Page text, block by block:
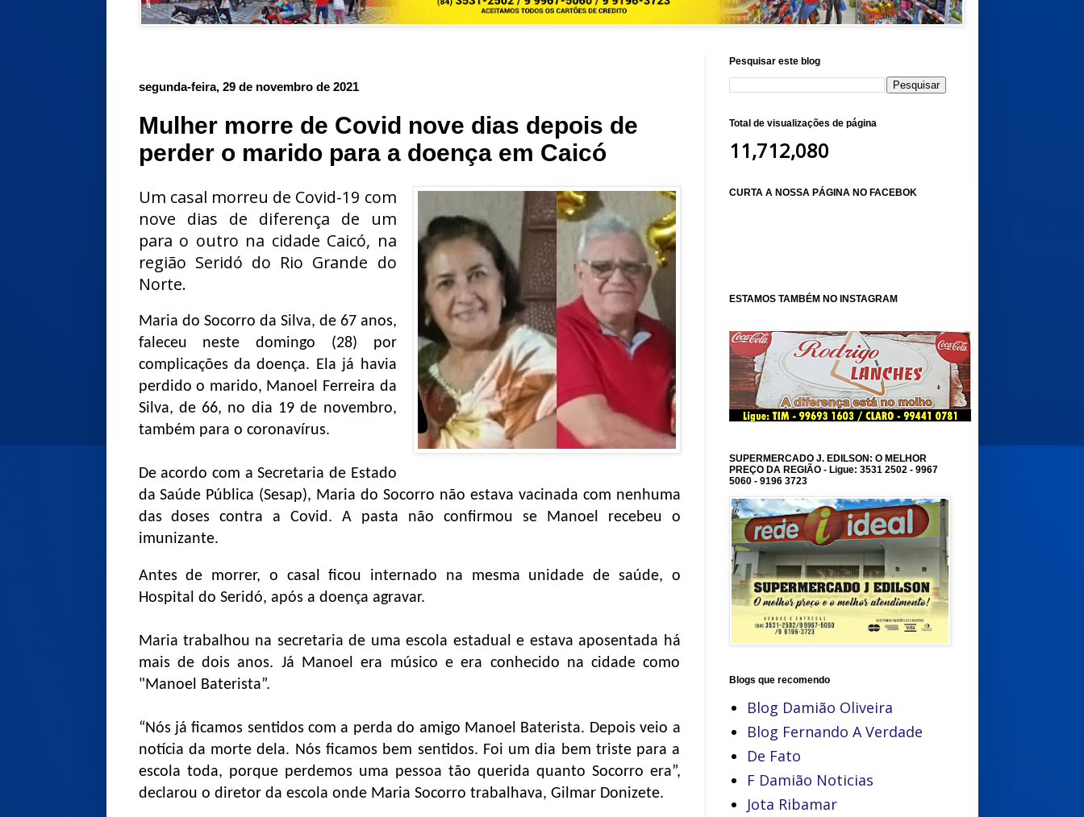
segunda-feira, 29 de novembro de 2021
Mulher morre de Covid nove dias depois de
perder o marido para a doença em Caicó
Um casal morreu de Covid-19 com
nove dias de diferença de um
para o outro na cidade Caicó, na
região Seridó do Rio Grande do
Norte.
Maria do Socorro da Silva, de 67 anos,
faleceu neste domingo (28) por
complicações da doença. Ela já havia
perdido o marido, Manoel Ferreira da
Silva, de 66, no dia 19 de novembro,
também para o coronavírus.
De acordo com a Secretaria de Estado
da Saúde Pública (Sesap), Maria do Socorro não estava vacinada com nenhuma
das doses contra a Covid. A pasta não confirmou se Manoel recebeu o
imunizante.
Antes de morrer, o casal ficou internado na mesma unidade de saúde, o
Hospital do Seridó, após a doença agravar.
Maria trabalhou na secretaria de uma escola estadual e estava aposentada há
mais de dois anos. Já Manoel era músico e era conhecido na cidade como
"Manoel Baterista”.
“Nós já ficamos sentidos com a perda do amigo Manoel Baterista. Depois veio a
notícia da morte dela. Nós ficamos bem sentidos. Foi um dia bem triste para a
escola toda, porque perdemos uma pessoa tão querida quanto Socorro era”,
declarou o diretor da escola onde Maria Socorro trabalhava, Gilmar Donizete.
Pesquisar este blog
Total de visualizações de página
11,712,080
CURTA A NOSSA PÁGINA NO FACEBOK
ESTAMOS TAMBÉM NO INSTAGRAM
SUPERMERCADO J. EDILSON: O MELHOR
PREÇO DA REGIÃO - Ligue: 3531 2502 - 9967
5060 - 9196 3723
Blogs que recomendo
Blog Damião Oliveira
Blog Fernando A Verdade
De Fato
F Damião Noticias
Jota Ribamar